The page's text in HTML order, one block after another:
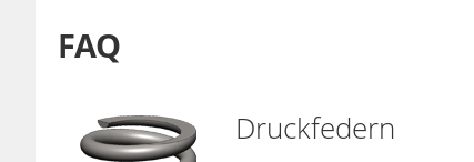
FAQ
Druckfedern